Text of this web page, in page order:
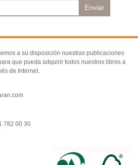
Enviar
a su disposición nuestras publicaciones
que pueda adquirir todos nuestros libros a
de Internet.
782 00 30